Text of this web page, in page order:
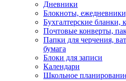
Дневники
Блокноты,
Бухгалтерские бланки,
Почтовые конверты,
Папки для черчения,
бумага
Блоки для записи
Календари
Школьное